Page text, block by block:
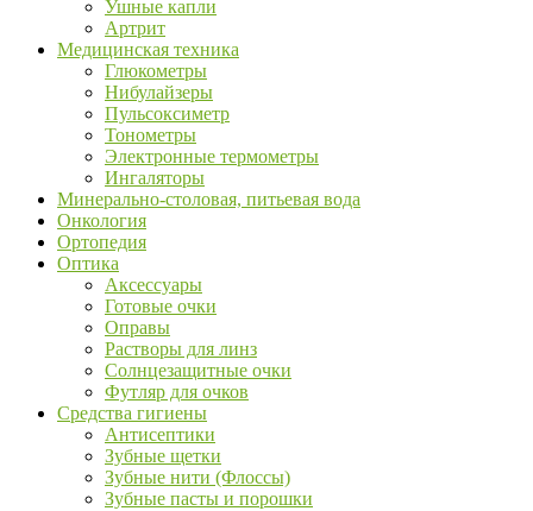
Ушные капли
Артрит
Медицинская техника
Глюкометры
Нибулайзеры
Пульсоксиметр
Тонометры
Электронные термометры
Ингаляторы
Минерально-столовая, питьевая вода
Онкология
Ортопедия
Оптика
Аксессуары
Готовые очки
Оправы
Растворы для линз
Солнцезащитные очки
Футляр для очков
Средства гигиены
Антисептики
Зубные щетки
Зубные нити (Флоссы)
Зубные пасты и порошки